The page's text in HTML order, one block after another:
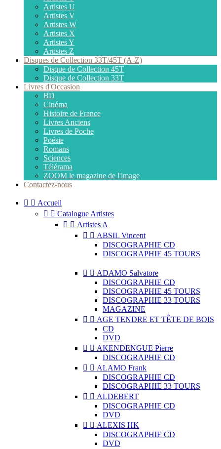
Artistes U
Artistes V
Artistes W
Artistes X
Artistes Y
Artistes Z
Disques de Collection 33T/45T (A-Z)
Disque de Collection 45T
Disque de Collection 33T
Livres d'Occasion
BD
Cinéma
Histoire de France
Livres Anciens
Livres de Poche
Poésie
Romans
Sciences
Télérama
ZOOM le magazine de l'image
Contactez-nous
  Accueil
  Catalogue Artistes
  Artistes A
  ABSIL Vincent
DISCOGRAPHIE CD
DISCOGRAPHIE 45 TOURS
  ADAMO Salvatore
DISCOGRAPHIE CD
DISCOGRAPHIE 45 TOURS
DISCOGRAPHIE 33 TOURS
MAGAZINE
  AGE TENDRE ET TÊTE DE BOIS
CD
DVD
  AKENDENGUE Pierre
DISCOGRAPHIE CD
  ALAMO Frank
DISCOGRAPHIE CD
DISCOGRAPHIE 33 TOURS
  ALDEBERT
DISCOGRAPHIE CD
DVD
  ALEXIS HK
DISCOGRAPHIE CD
DVD